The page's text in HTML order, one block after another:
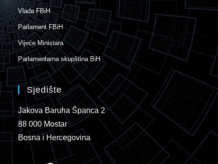
Vlada FBiH
Parlament FBiH
Vijeće Ministara
Parlamentarna skupština BiH
Sjedište
Jakova Baruha Španca 2
88 000 Mostar
Bosna i Hercegovina